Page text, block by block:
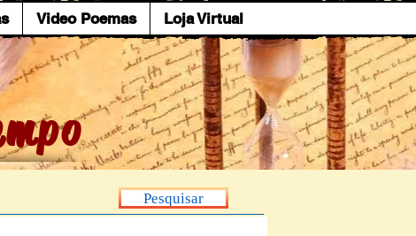
Pesquisar
Video Poemas Loja Virtual